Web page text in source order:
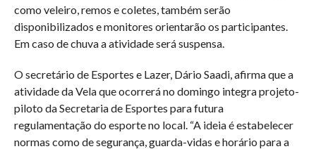
como veleiro, remos e coletes, também serão
disponibilizados e monitores orientarão os participantes.
Em caso de chuva a atividade será suspensa.
O secretário de Esportes e Lazer, Dário Saadi, afirma que a
atividade da Vela que ocorrerá no domingo integra projeto-
piloto da Secretaria de Esportes para futura
regulamentação do esporte no local. “A ideia é estabelecer
normas como de segurança, guarda-vidas e horário para a